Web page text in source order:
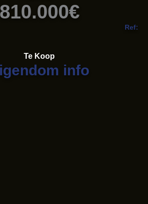
810.000€
Ref:
Te Koop
info